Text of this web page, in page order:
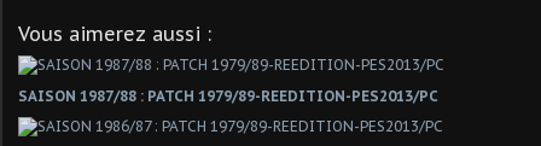
Vous aimerez aussi :
SAISON 1987/88 : PATCH 1979/89-REEDITION-PES2013/PC